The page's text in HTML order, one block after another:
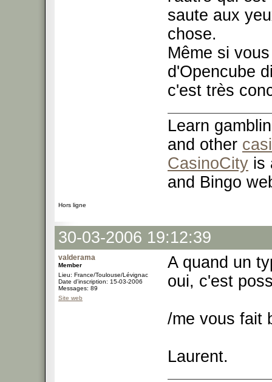
saute aux
chose.
Même si
d'Opencube
c'est très
Learn
and other
CasinoCity is
and Bingo
Hors ligne
30-03-2006 19:12:39
valderama
Member
Lieu: France/Toulouse/Lévignac
Date d'inscription: 15-03-2006
Messages: 89
Site web
A quand un
oui, c'est
/me vous fait
Laurent.